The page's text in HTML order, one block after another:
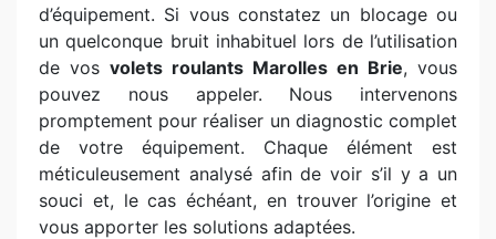
d’équipement. Si vous constatez un blocage ou
un quelconque bruit inhabituel lors de l’utilisation
de vos volets roulants Marolles en Brie, vous
pouvez nous appeler. Nous intervenons
promptement pour réaliser un diagnostic complet
de votre équipement. Chaque élément est
méticuleusement analysé afin de voir s’il y a un
souci et, le cas échéant, en trouver l’origine et
vous apporter les solutions adaptées.